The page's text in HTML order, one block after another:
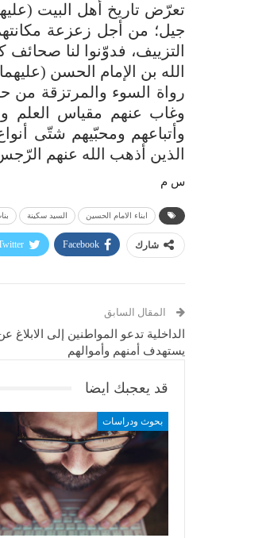
تعرّض تاريخ أهل البيت
جيل؛ من أجل زعزعة
التزييف، فدوّنوا لنا
الله بن الإمام الحسن
رواة السوء والمرتزقة من
وغاب عنهم مقياس العلم
وأتباعهم ومحبّيهم شتّى
الذين أذهب الله عنهم
س م
ابناء الامام الحسين السيد سكينة
شارك Facebook
المقال السابق
الداخلية تدعو المواطنين إلى
يستهدف أمنهم وأموالهم
قد يعجبك ايضا
بحوث ودراسات